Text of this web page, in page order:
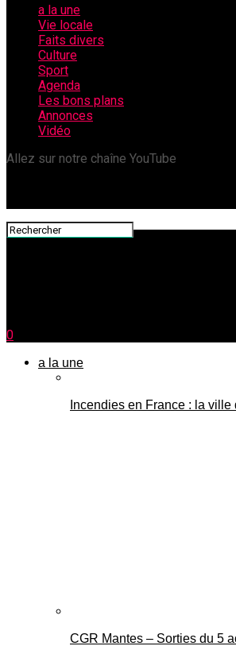
a la une
Vie locale
Faits divers
Culture
Sport
Agenda
Les bons plans
Annonces
Vidéo
Allez sur notre chaîne YouTube
0
a la une
Incendies en France : la
CGR Mantes – Sorties du 5